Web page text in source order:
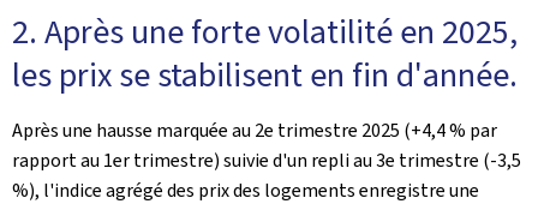
2. Après une forte volatilité en 2025,
les prix se stabilisent en fin d'année.
Après une hausse marquée au 2e trimestre 2025 (+4,4 % par
rapport au 1er trimestre) suivie d'un repli au 3e trimestre (-3,5
%), l'indice agrégé des prix des logements enregistre une